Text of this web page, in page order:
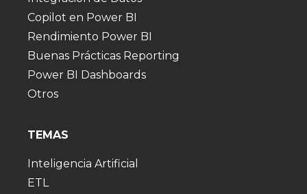
Copilot en Power BI
Rendimiento Power BI
Buenas Prácticas Reporting
Power BI Dashboards
Otros
TEMAS
Inteligencia Artificial
ETL